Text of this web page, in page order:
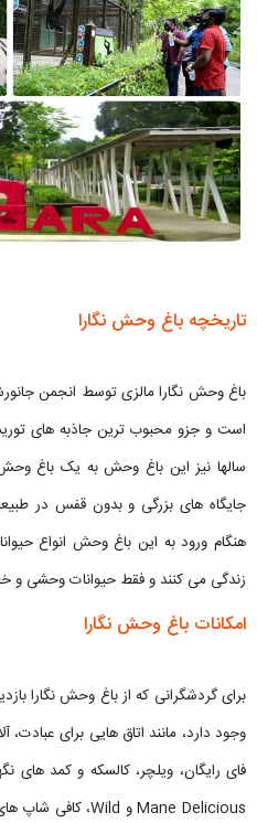
تاریخچه باغ وحش نگارا
است و جزو محبوب ترین جاذبه های
سالها نیز این باغ وحش به یک باغ
جایگاه های بزرگی و بدون قفس در
هنگام ورود به این باغ وحش انواع
زندگی می کنند و فقط حیوانات وحشی و
امکانات باغ وحش نگارا
برای گردشگرانی که از باغ وحش نگارا
وجود دارد، مانند اتاق هایی برای عبادت،
فای رایگان، ویلچر، کالسکه و کمد